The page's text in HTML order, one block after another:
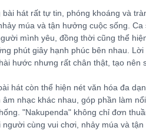
you know say me I no go fit
(Chu-chu-chu)
bunda
bài hát rất tự tin, phóng khoáng và
múa và tận hưởng cuộc sống.
mình yêu, đồng thời cũng thể
phút giây hạnh phúc bên nhau.
hước nhưng rất chân thật, tạo nên
hát còn thể hiện nét văn hóa đa
nhạc khác nhau, góp phần làm
"Nakupenda" không chỉ đơn
cùng vui chơi, nhảy múa và